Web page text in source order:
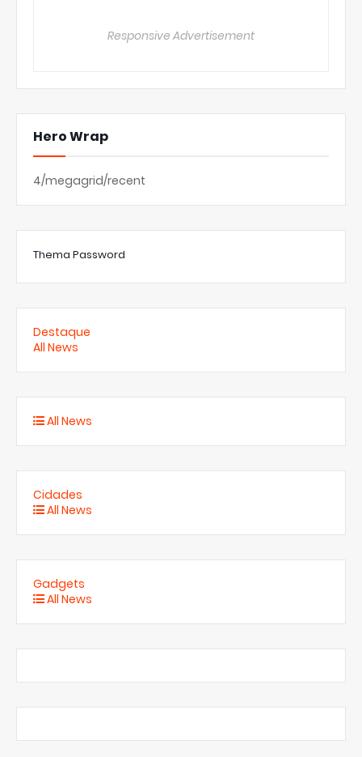
Responsive Advertisement
Hero Wrap
4/megagrid/recent
Thema Password
Destaque
All News
All News
Cidades
All News
Gadgets
All News